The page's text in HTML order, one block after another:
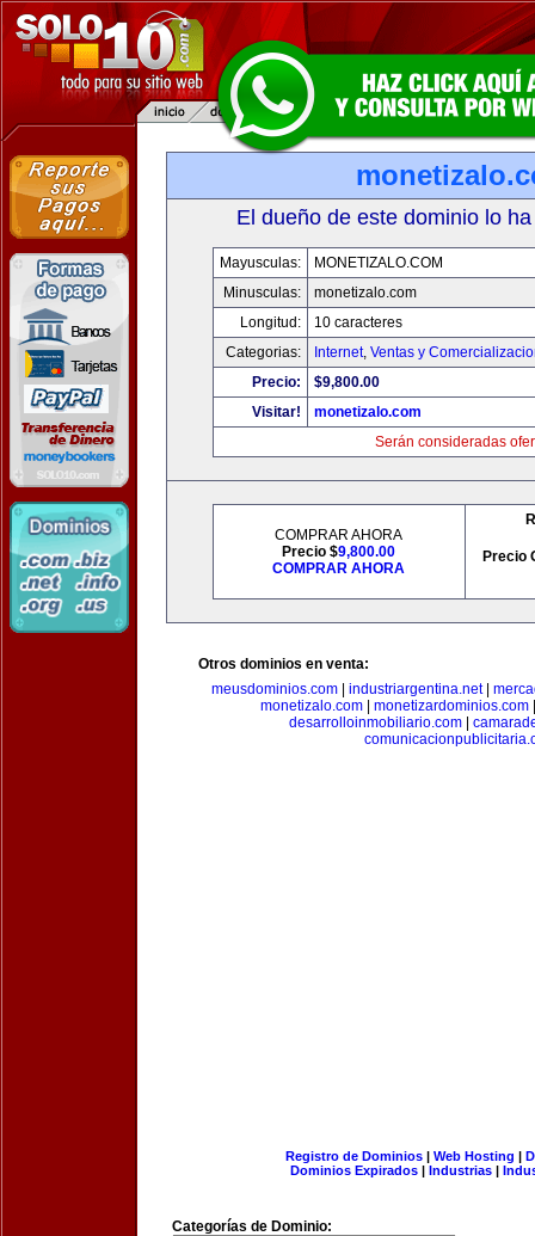
El dueño de este dominio lo
Mayusculas:
MONETIZALO.COM
Minusculas:
monetizalo.com
Longitud:
10 caracteres
Categorias:
Internet, Ventas y
Precio:
$9,800.00
Visitar!
monetizalo.com
Serán consideradas
COMPRAR AHORA
Precio $9,800.00
COMPRAR AHORA
Precio
Otros dominios en venta:
meusdominios.com| industriargentina.net|
monetizalo.com| monetizardominios.com
desarrolloinmobiliario.com
Registro de Dominios| Web Hosting |
Dominios Expirados | Industrias |
Categorías de Dominio: